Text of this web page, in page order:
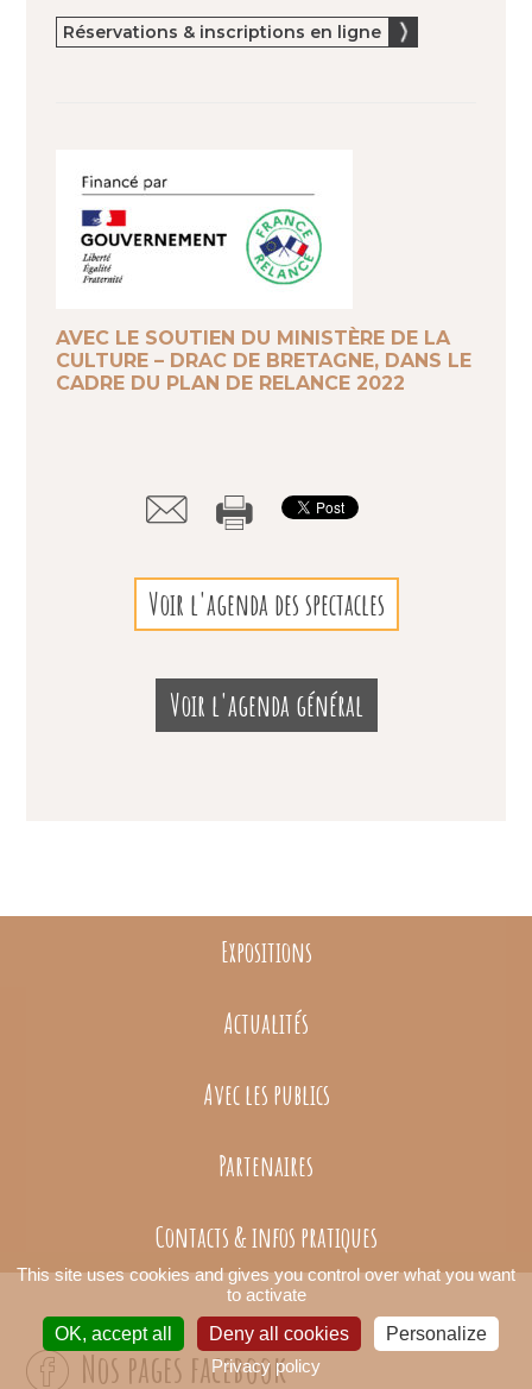
Réservations & inscriptions en ligne
AVEC LE SOUTIEN DU MINISTÈRE DE LA
CULTURE – DRAC DE BRETAGNE, DANS LE
CADRE DU PLAN DE RELANCE 2022
Voir l'agenda des spectacles
Voir l'agenda général
Expositions
Actualités
Avec les publics
Partenaires
Contacts & infos pratiques
Nos pages facebook
This site uses cookies and gives you control over what you want
to activate
OK, accept all
Deny all cookies
Personalize
Privacy policy